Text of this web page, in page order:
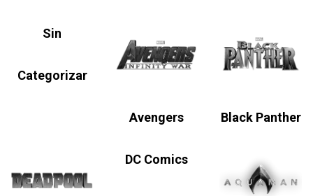
Sin
Categorizar
Avengers Black Panther
DC Comics